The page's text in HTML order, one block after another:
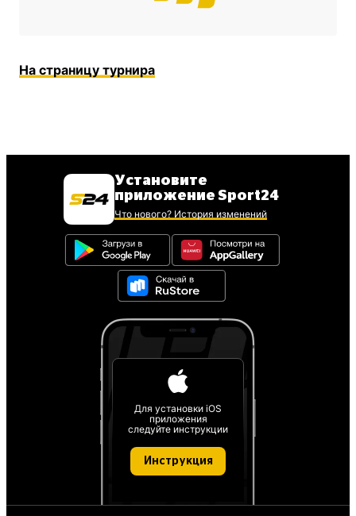
На страницу турнира
Установите
приложение Sport24
Что нового? История изменений
Для установки iOS
приложения
следуйте инструкции
Инструкция